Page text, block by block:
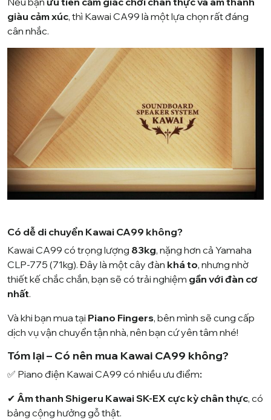
giàu cảm xúc, thì Kawai CA99 là một lựa chọn rất đáng
cân nhắc.
Có dễ di chuyển Kawai CA99 không?
Kawai CA99 có trọng lượng 83kg, nặng hơn cả Yamaha
CLP-775 (71kg). Đây là một cây đàn khá to, nhưng nhờ
thiết kế chắc chắn, bạn sẽ có trải nghiệm gần với đàn cơ
nhất.
Và khi bạn mua tại Piano Fingers, bên mình sẽ cung cấp
dịch vụ vận chuyển tận nhà, nên bạn cứ yên tâm nhé!
Tóm lại – Có nên mua Kawai CA99 không?
✅ Piano điện Kawai CA99 có nhiều ưu điểm:
✔ Âm thanh Shigeru Kawai SK-EX cực kỳ chân thực, có
bảng cộng hưởng gỗ thật.